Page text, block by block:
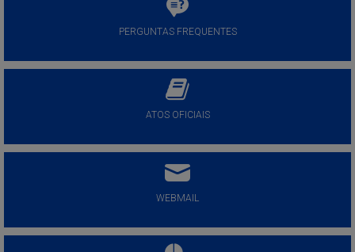
PERGUNTAS FREQUENTES
ATOS OFICIAIS
WEBMAIL